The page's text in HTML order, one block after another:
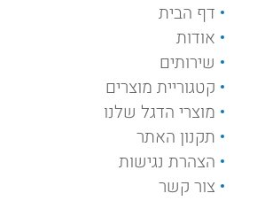
דף הבית
אודות
שירותים
קטגוריית מוצרים
מוצרי הדגל שלנו
תקנון האתר
הצהרת נגישות
צור קשר